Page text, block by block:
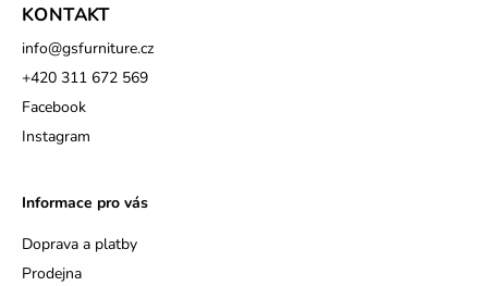
KONTAKT
info@gsfurniture.cz
+420 311 672 569
Facebook
Instagram
Informace pro vás
Doprava a platby
Prodejna